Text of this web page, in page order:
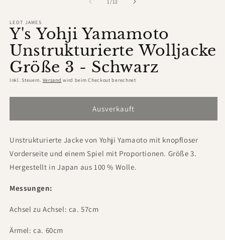
1/12
LEOT JAMES
Y's Yohji Yamamoto
Unstrukturierte Wolljacke
Größe 3 - Schwarz
Inkl. Steuern. Versand wird beim Checkout berechnet
Ausverkauft
Unstrukturierte Jacke von Yohji Yamaoto mit knopfloser
Vorderseite und einem Spiel mit Proportionen. Größe 3.
Hergestellt in Japan aus 100 % Wolle.
Messungen:
Achsel zu Achsel: ca. 57cm
Ärmel: ca. 60cm